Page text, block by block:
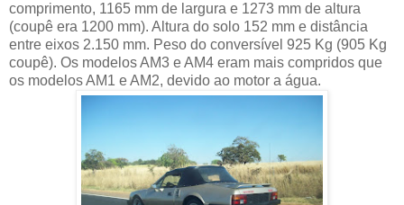
comprimento, 1165 mm de largura e 1273 mm de altura
(coupê era 1200 mm). Altura do solo 152 mm e distância
entre eixos 2.150 mm. Peso do conversível 925 Kg (905 Kg
coupê). Os modelos AM3 e AM4 eram mais compridos que
os modelos AM1 e AM2, devido ao motor a água.